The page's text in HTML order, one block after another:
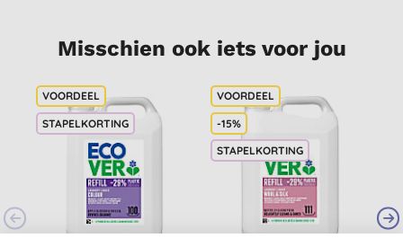
Misschien ook iets voor jou
STAPELKORTING
-15%
STAPELKORTING